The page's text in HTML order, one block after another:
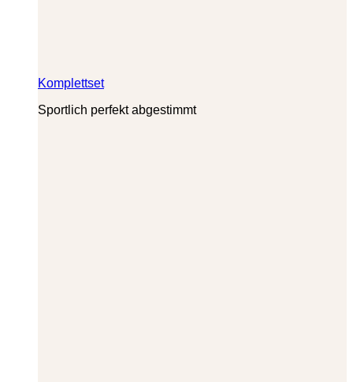
Komplettset
Sportlich perfekt abgestimmt